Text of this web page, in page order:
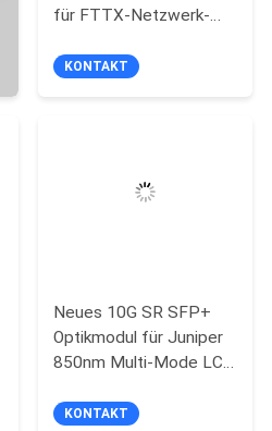
für FTTX-Netzwerk-
hoher Dichte
KONTAKT
Neues 10G SR SFP+
Optikmodul für Juniper
850nm Multi-Mode LC
550m Entfernung
KONTAKT